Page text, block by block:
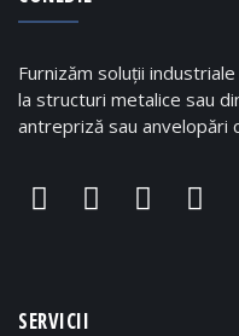
Furnizăm soluții
la structuri metalice sau
antrepriză sau anvelopări
SERVICII